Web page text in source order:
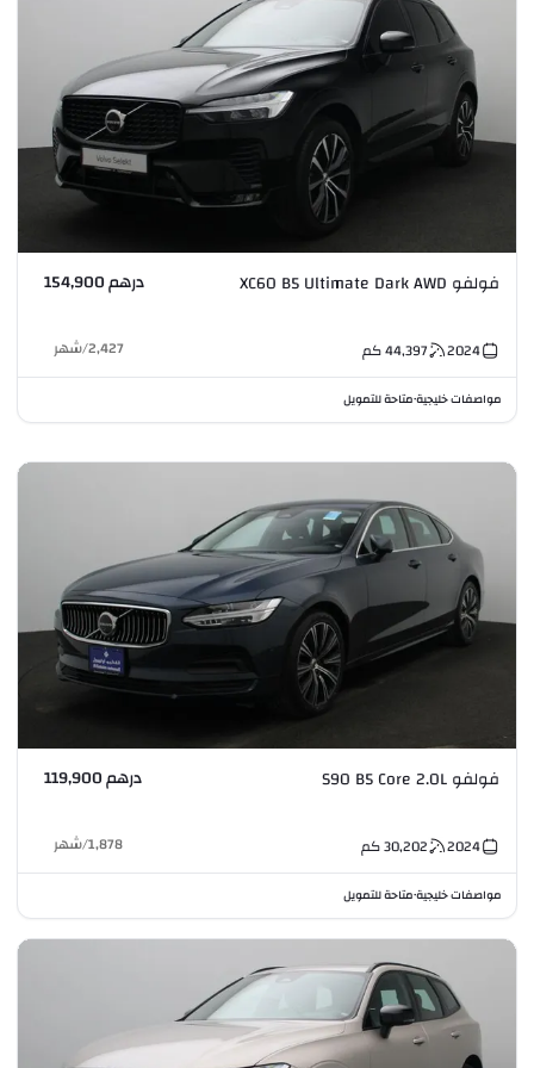
فولفو XC60 B5 Ultimate Dark AWD درهم 154,900
2024
44,397كم 2,427
/شهر
مواصفات خليجية•متاحة للتمويل
فولفو S90 B5 Core 2.0L درهم 119,900
2024
30,202كم 1,878
/شهر
مواصفات خليجية•متاحة للتمويل